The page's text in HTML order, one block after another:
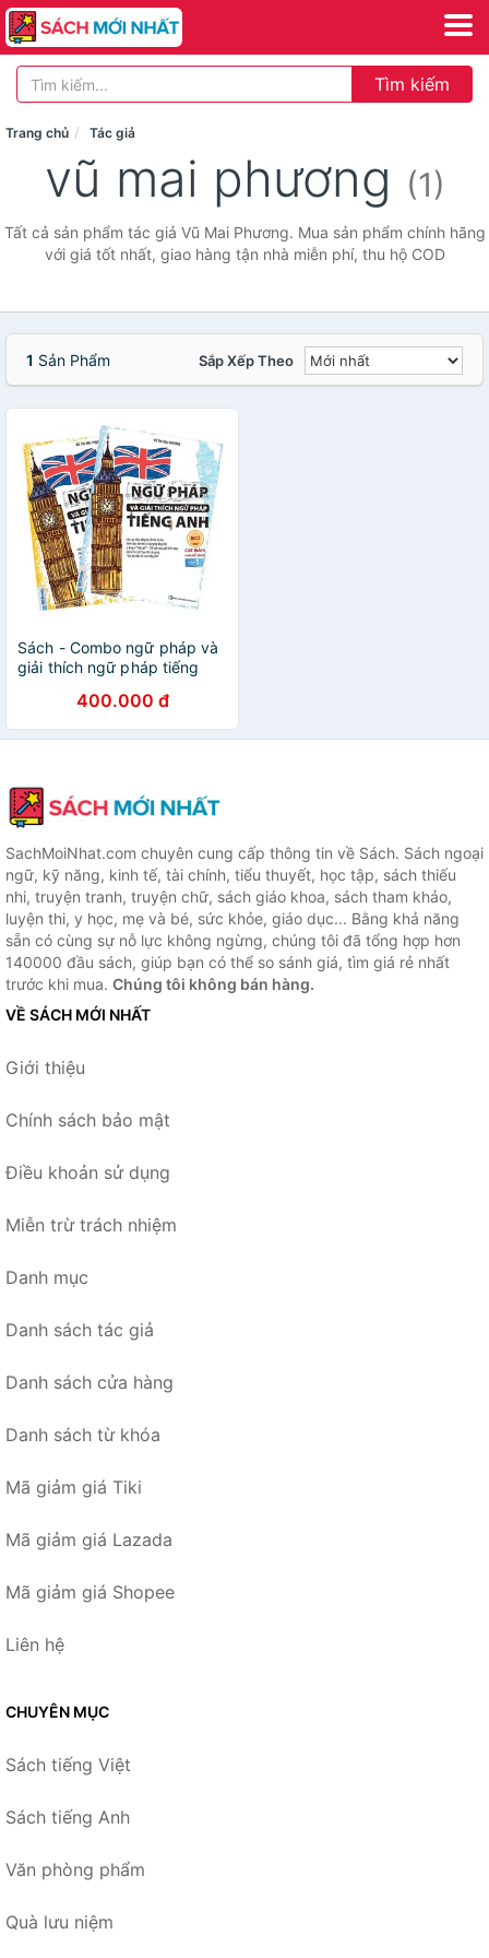
Tìm kiếm
Trang chủ Tác giả
vũ mai phương (1)
Tất cả sản phẩm tác giả Vũ Mai Phương. Mua sản phẩm chính hãng
với giá tốt nhất, giao hàng tận nhà miễn phí, thu hộ COD
1 Sản Phẩm Sắp Xếp Theo
Sách - Combo ngữ pháp và
giải thích ngữ pháp tiếng
1,2 - 9820021488332
400.000 đ
SachMoiNhat.com chuyên cung cấp thông tin về Sách. Sách ngoại
ngữ, kỹ năng, kinh tế, tài chính, tiểu thuyết, học tập, sách thiếu
nhi, truyện tranh, truyện chữ, sách giáo khoa, sách tham khảo,
luyện thi, y học, mẹ và bé, sức khỏe, giáo dục... Bằng khả năng
sẵn có cùng sự nỗ lực không ngừng, chúng tôi đã tổng hợp hơn
140000 đầu sách, giúp bạn có thể so sánh giá, tìm giá rẻ nhất
trước khi mua. Chúng tôi không bán hàng.
VỀ SÁCH MỚI NHẤT
Giới thiệu
Chính sách bảo mật
Điều khoản sử dụng
Miễn trừ trách nhiệm
Danh mục
Danh sách tác giả
Danh sách cửa hàng
Danh sách từ khóa
Mã giảm giá Tiki
Mã giảm giá Lazada
Mã giảm giá Shopee
Liên hệ
CHUYÊN MỤC
Sách tiếng Việt
Sách tiếng Anh
Văn phòng phẩm
Quà lưu niệm